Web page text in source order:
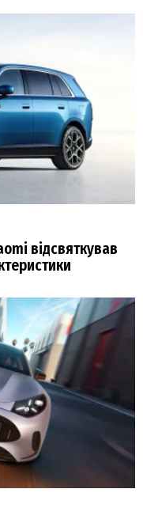
відсвяткував